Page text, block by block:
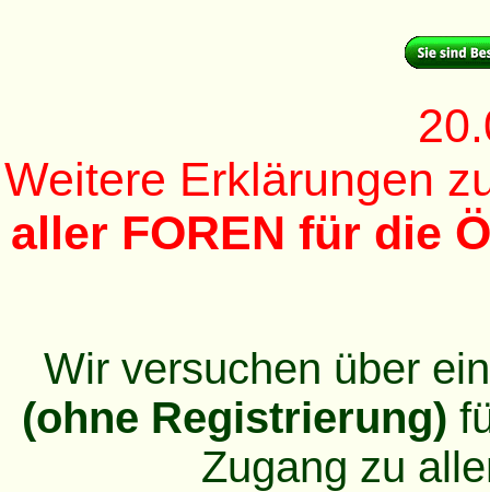
Weitere Erklärungen
aller FOREN für die
Wir versuchen über
(ohne Registrierung)
Zugang zu